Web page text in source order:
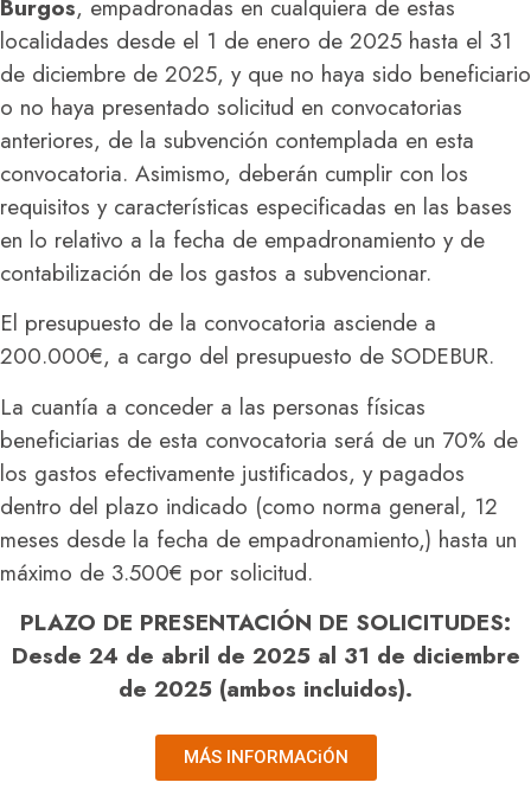
Burgos, empadronadas en cualquiera de estas
localidades desde el 1 de enero de 2025 hasta el 31
de diciembre de 2025, y que no haya sido beneficiario
o no haya presentado solicitud en convocatorias
anteriores, de la subvención contemplada en esta
convocatoria. Asimismo, deberán cumplir con los
requisitos y características especificadas en las bases
en lo relativo a la fecha de empadronamiento y de
contabilización de los gastos a subvencionar.
El presupuesto de la convocatoria asciende a
200.000€, a cargo del presupuesto de SODEBUR.
La cuantía a conceder a las personas físicas
beneficiarias de esta convocatoria será de un 70% de
los gastos efectivamente justificados, y pagados
dentro del plazo indicado (como norma general, 12
meses desde la fecha de empadronamiento,) hasta un
máximo de 3.500€ por solicitud.
PLAZO DE PRESENTACIÓN DE SOLICITUDES:
Desde 24 de abril de 2025 al 31 de diciembre
de 2025 (ambos incluidos).
MÁS INFORMACiÓN